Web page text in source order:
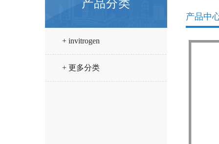
产品分类
+ invitrogen
+ 更多分类
产品中